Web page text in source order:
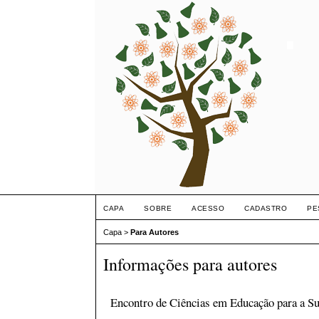
CAPA SOBRE ACESSO CADASTRO
Capa >Para Autores
Informações para autores
Encontro de Ciências em Educação para a